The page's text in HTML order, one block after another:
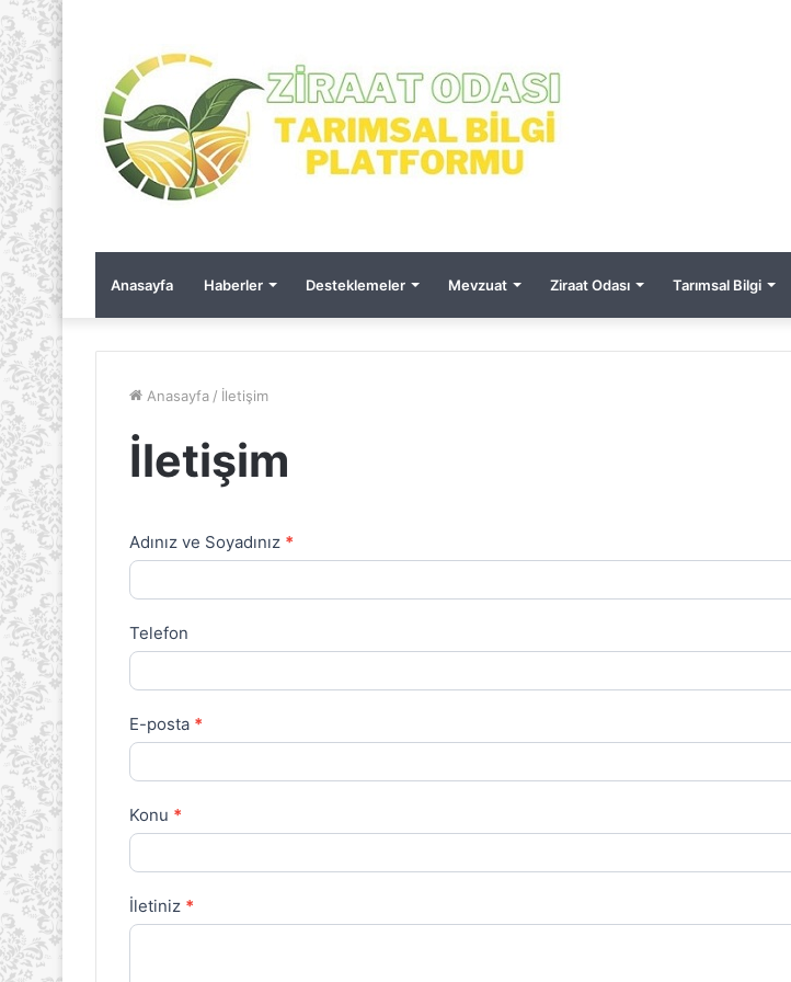
Anasayfa Haberler Desteklemeler Mevzuat Ziraat Odası Tarımsal Bilgi
Anasayfa / İletişim
İletişim
İletişim
Adınız ve Soyadınız *
Telefon
E-posta *
Konu *
İletiniz *